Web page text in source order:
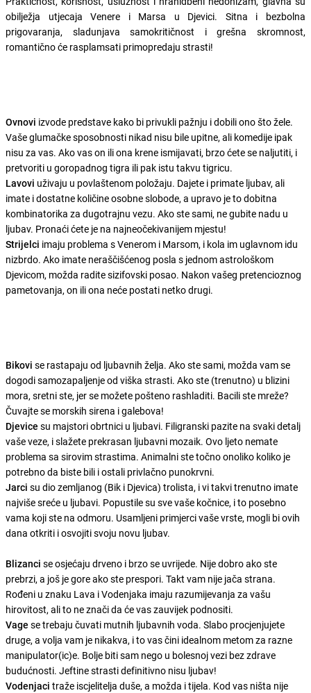
obilježja utjecaja Venere i Marsa u Djevici. Sitna i bezbolna
prigovaranja, sladunjava samokritičnost i grešna skromnost,
romantično će rasplamsati primopredaju strasti!
Ovnovi izvode predstave kako bi privukli pažnju i dobili ono što žele.
Vaše glumačke sposobnosti nikad nisu bile upitne, ali komedije ipak
nisu za vas. Ako vas on ili ona krene ismijavati, brzo ćete se naljutiti, i
pretvoriti u goropadnog tigra ili pak istu takvu tigricu.
Lavovi uživaju u povlaštenom položaju. Dajete i primate ljubav, ali
imate i dostatne količine osobne slobode, a upravo je to dobitna
kombinatorika za dugotrajnu vezu. Ako ste sami, ne gubite nadu u
ljubav. Pronaći ćete je na najneočekivanijem mjestu!
Strijelci imaju problema s Venerom i Marsom, i kola im uglavnom idu
nizbrdo. Ako imate neraščišćenog posla s jednom astrološkom
Djevicom, možda radite sizifovski posao. Nakon vašeg pretencioznog
pametovanja, on ili ona neće postati netko drugi.
Bikovi se rastapaju od ljubavnih želja. Ako ste sami, možda vam se
dogodi samozapaljenje od viška strasti. Ako ste (trenutno) u blizini
mora, sretni ste, jer se možete pošteno rashladiti. Bacili ste mreže?
Čuvajte se morskih sirena i galebova!
Djevice su majstori obrtnici u ljubavi. Filigranski pazite na svaki detalj
vaše veze, i slažete prekrasan ljubavni mozaik. Ovo ljeto nemate
problema sa sirovim strastima. Animalni ste točno onoliko koliko je
potrebno da biste bili i ostali privlačno punokrvni.
Jarci su dio zemljanog (Bik i Djevica) trolista, i vi takvi trenutno imate
najviše sreće u ljubavi. Popustile su sve vaše kočnice, i to posebno
vama koji ste na odmoru. Usamljeni primjerci vaše vrste, mogli bi ovih
dana otkriti i osvojiti svoju novu ljubav.
Blizanci se osjećaju drveno i brzo se uvrijede. Nije dobro ako ste
prebrzi, a još je gore ako ste prespori. Takt vam nije jača strana.
Rođeni u znaku Lava i Vodenjaka imaju razumijevanja za vašu
hirovitost, ali to ne znači da će vas zauvijek podnositi.
Vage se trebaju čuvati mutnih ljubavnih voda. Slabo procjenjujete
druge, a volja vam je nikakva, i to vas čini idealnom metom za razne
manipulator(ic)e. Bolje biti sam nego u bolesnoj vezi bez zdrave
budućnosti. Jeftine strasti definitivno nisu ljubav!
Vodenjaci traže iscjelitelja duše, a možda i tijela. Kod vas ništa nije